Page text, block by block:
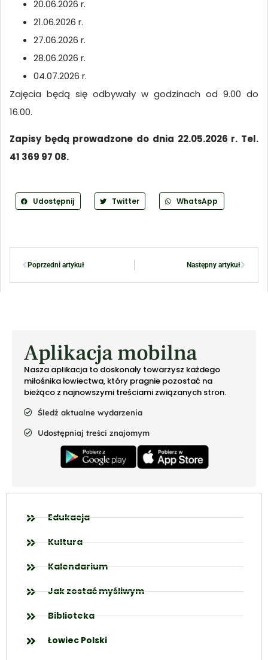
20.06.2026 r.
21.06.2026 r.
27.06.2026 r.
28.06.2026 r.
04.07.2026 r.
Zajęcia będą się odbywały w godzinach od 9.00 do
16.00.
Zapisy będą prowadzone do dnia 22.05.2026 r. Tel.
41 369 97 08.
Udostępnij Twitter WhatsApp
Poprzedni artykuł Następny artykuł
Aplikacja mobilna
Nasza aplikacja to doskonały towarzysz każdego
miłośnika łowiectwa, który pragnie pozostać na
bieżąco z najnowszymi treściami związanych stron.
Śledź aktualne wydarzenia
Udostępniaj treści znajomym
Edukacja
Kultura
Kalendarium
Jak zostać myśliwym
Biblioteka
Łowiec Polski